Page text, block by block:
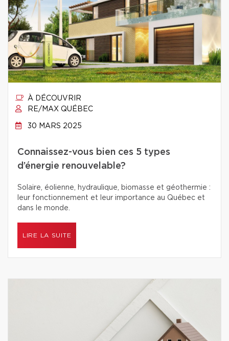
À DÉCOUVRIR
RE/MAX QUÉBEC
30 MARS 2025
Connaissez-vous bien ces 5 types
d’énergie renouvelable?
Solaire, éolienne, hydraulique, biomasse et géothermie :
leur fonctionnement et leur importance au Québec et
dans le monde.
LIRE LA SUITE